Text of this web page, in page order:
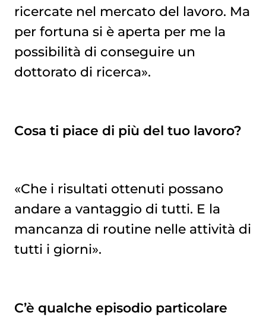
ricercate nel mercato del lavoro. Ma
per fortuna si è aperta per me la
possibilità di conseguire un
dottorato di ricerca».
Cosa ti piace di più del tuo lavoro?
«Che i risultati ottenuti possano
andare a vantaggio di tutti. E la
mancanza di routine nelle attività di
tutti i giorni».
C’è qualche episodio particolare